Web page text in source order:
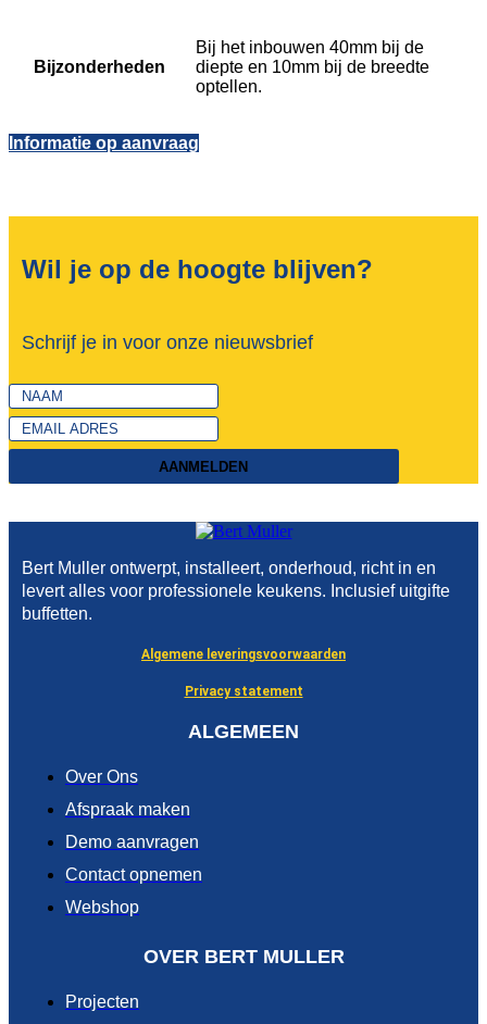
Bijzonderheden
Bij het inbouwen 40mm bij de
diepte en 10mm bij de breedte
optellen.
Informatie op aanvraag
Wil je op de hoogte blijven?
Schrijf je in voor onze nieuwsbrief
AANMELDEN
Bert Muller ontwerpt, installeert, onderhoud, richt in en
levert alles voor professionele keukens. Inclusief uitgifte
buffetten.
Algemene leveringsvoorwaarden
Privacy statement
ALGEMEEN
Over Ons
Afspraak maken
Demo aanvragen
Contact opnemen
Webshop
OVER BERT MULLER
Projecten